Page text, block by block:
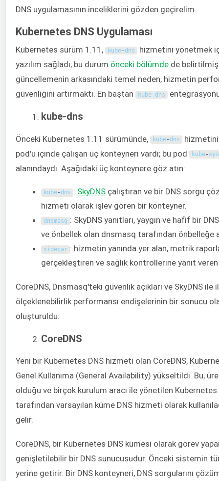
DNS uygulamasının inceliklerini gözden geçirelim.
Kubernetes DNS Uygulaması
Kubernetes sürüm 1.11, kube-dns hizmetini yönetmek
yazılım sağladı; bu durum önceki bölümde de
güncellemenin arkasındaki temel neden, hizmetin
güvenliğini artırmaktı. En baştan
kube-dns
kube-dns
Önceki Kubernetes 1.11 sürümünde, kube-dns
pod'u içinde çalışan üç konteyneri vardı; bu pod
kube-
alanındaydı. Aşağıdaki üç konteynere göz atın:
kube-dns : SkyDNSçalıştıran ve bir DNS sorgu
hizmeti olarak işlev gören bir konteyner.
dnsmasq : SkyDNS yanıtları, yaygın ve hafif bir
ve önbellek olan dnsmasq tarafından önbelleğe
sidecar : hizmetin yanında yer alan, metrik
gerçekleştiren ve sağlık kontrollerine yanıt
CoreDNS, Dnsmasq'teki güvenlik açıkları ve SkyDNS ile
ölçeklenebilirlik performansı endişelerinin bir sonucu
oluşturuldu.
CoreDNS
Yeni bir Kubernetes DNS hizmeti olan CoreDNS,
Genel Kullanıma (General Availability) yükseltildi. Bu,
olduğu ve birçok kurulum aracı ile yönetilen Kubernetes
tarafından varsayılan küme DNS hizmeti olarak
gelir.
CoreDNS, bir Kubernetes DNS kümesi olarak görev
genişletilebilir bir DNS sunucusudur. Önceki sistemin
yerine getirir. Bir DNS konteyneri, DNS sorgularını